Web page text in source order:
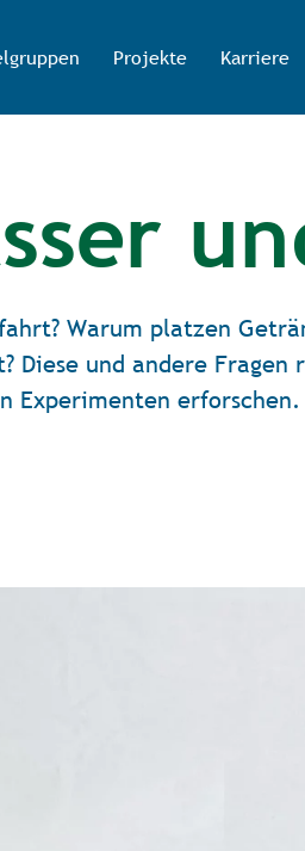
Projekte Karriere
Warum platzen
und andere Fragen
Experimenten erforschen.